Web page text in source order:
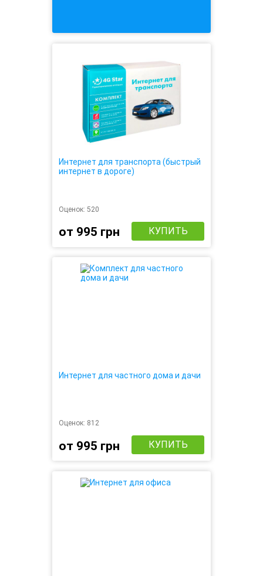
Интернет для транспорта (быстрый
интернет в дороге)
Оценок: 520
от 995 грн КУПИТЬ
Интернет для частного дома и дачи
Оценок: 812
от 995 грн КУПИТЬ